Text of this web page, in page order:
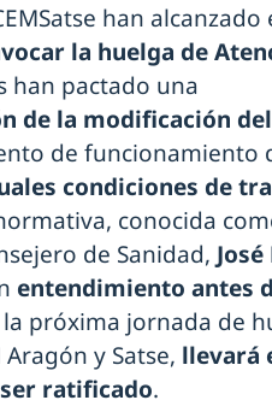
han alcanzado
la huelga de
han pactado una
de la modificación del
de funcionamiento
condiciones de
conocida
de Sanidad,
entendimiento antes
próxima jornada de
Aragón y Satse, llevará
ratificado.